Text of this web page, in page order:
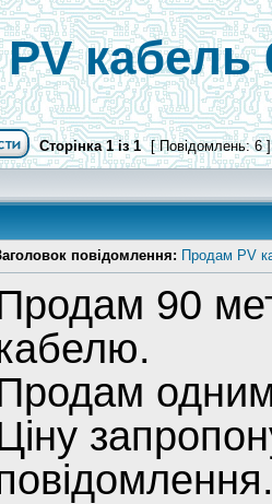
кабель
Сторінка1із1 [ Повідомлень: 6
повідомлення: Продам PV
90